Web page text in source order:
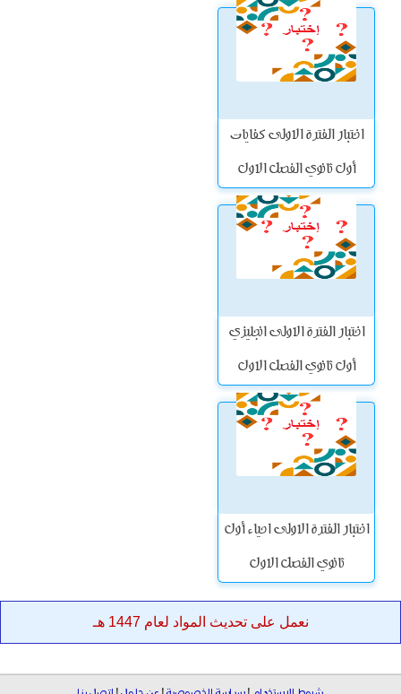
اختبار الفترة الاولى كفايات
أول ثانوي الفصل الاول
اختبار الفترة الاولى انجليزي
أول ثانوي الفصل الاول
اختبار الفترة الاولى احياء أول
ثانوي الفصل الاول
نعمل على تحديث المواد لعام 1447 هـ